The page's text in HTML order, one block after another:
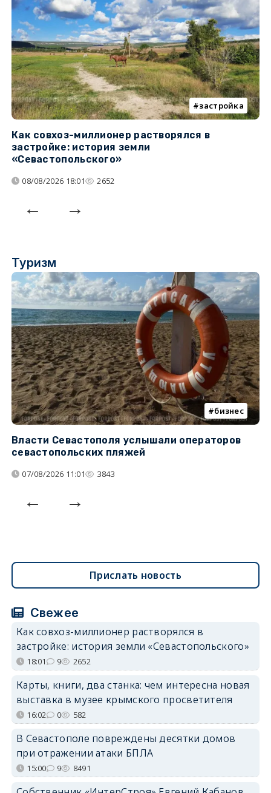
застройка
Как совхоз-миллионер растворялся в
застройке: история земли
«Севастопольского»
08/08/2026 18:01 2652
Туризм
бизнес
Власти Севастополя услышали операторов
севастопольских пляжей
07/08/2026 11:01 3843
Прислать новость
Свежее
Как совхоз-миллионер растворялся в
застройке: история земли «Севастопольского»
18:01 9 2652
Карты, книги, два станка: чем интересна новая
выставка в музее крымского просветителя
16:02 0 582
В Севастополе повреждены десятки домов
при отражении атаки БПЛА
15:00 9 8491